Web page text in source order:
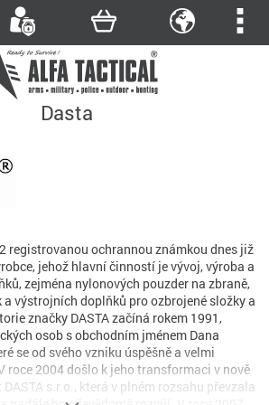
Dasta
registrovanou ochrannou známkou dnes již
jehož hlavní činností je vývoj, výroba a
zejména nylonových pouzder na zbraně,
výstrojních doplňků pro ozbrojené složky a
značky DASTA začíná rokem 1991,
osob s obchodním jménem Dana
se od svého vzniku úspěšně a velmi
roce 2004 došlo k jeho transformaci v nově
s.r.o., která v plném rozsahu převzala